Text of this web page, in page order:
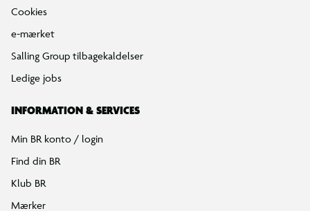
Cookies
e-mærket
Salling Group tilbagekaldelser
Ledige jobs
INFORMATION & SERVICES
Min BR konto / login
Find din BR
Klub BR
Mærker